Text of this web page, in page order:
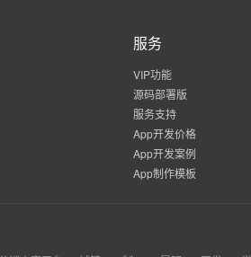
服务
VIP功能
源码部署版
服务支持
App开发价格
App开发案例
App制作模板